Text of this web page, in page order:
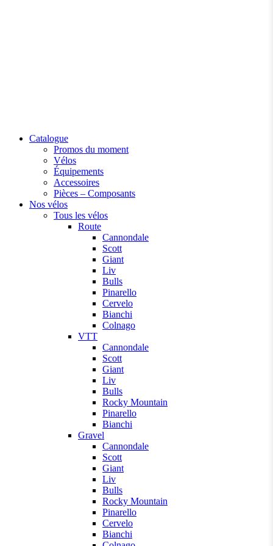
Catalogue
Promos du moment
Vélos
Équipements
Accessoires
Pièces – Composants
Nos vélos
Tous les vélos
Route
Cannondale
Scott
Giant
Liv
Bulls
Pinarello
Cervelo
Bianchi
Colnago
VTT
Cannondale
Scott
Giant
Liv
Bulls
Rocky Mountain
Pinarello
Bianchi
Gravel
Cannondale
Scott
Giant
Liv
Bulls
Rocky Mountain
Pinarello
Cervelo
Bianchi